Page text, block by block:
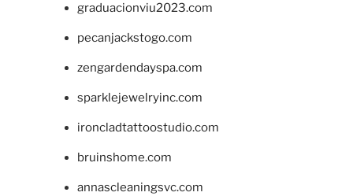
graduacionviu2023.com
pecanjackstogo.com
zengardendayspa.com
sparklejewelryinc.com
ironcladtattoostudio.com
bruinshome.com
annascleaningsvc.com